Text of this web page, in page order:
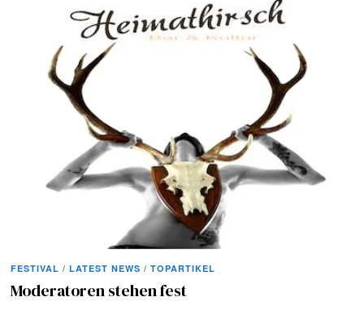
FESTIVAL / LATEST NEWS / TOPARTIKEL
Moderatoren stehen fest